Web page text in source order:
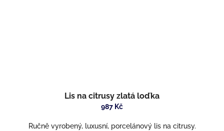
Lis na citrusy zlatá loďka
987 Kč
Ručně vyrobený, luxusní, porcelánový lis na citrusy.